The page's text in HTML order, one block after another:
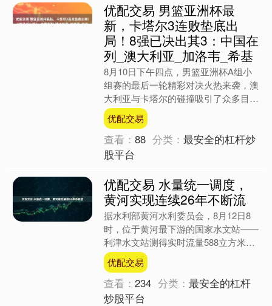
优配交易 男篮亚洲杯最
新，卡塔尔3连败垫底出
局！8强已决出其3：中国在
列_澳大利亚_加洛韦_希基
8月10日下午四点，男篮亚洲杯A组小
组赛的最后一轮精彩对决火热来袭，澳
大利亚与卡塔尔的碰撞吸引了众多目
光。在这场比赛之前，澳大利亚已经取
得了两连胜，只要再赢一场....
优配交易
查看：88 分类：最安全的杠杆炒
股平台
优配交易 水量统一调度，
黄河实现连续26年不断流
据水利部黄河水利委员会，8月12日8
时，位于黄河最下游的国家水文站——
利津水文站测得实时流量588立方米每
秒。这意味着，通过实施黄河水量统一
调度，黄河已实现自1....
优配交易
查看：234 分类：最安全的杠杆
炒股平台